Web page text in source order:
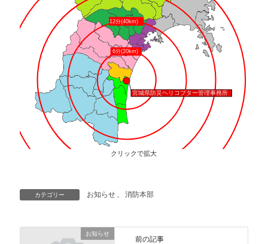
クリックで拡大
カテゴリー お知らせ 、 消防本部
お知らせ
前の記事